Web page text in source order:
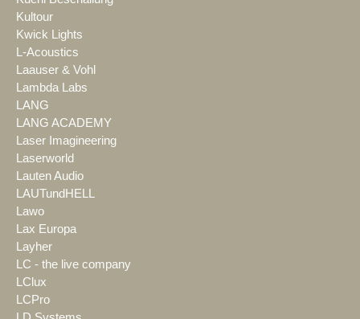
Kultour
Kwick Lights
L-Acoustics
Laauser & Vohl
Lambda Labs
LANG
LANG ACADEMY
Laser Imagineering
Laserworld
Lauten Audio
LAUTundHELL
Lawo
Lax Europa
Layher
LC - the live company
LClux
LCPro